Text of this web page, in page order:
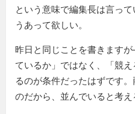
という意味で編集長は言っ
うあって欲しい。
昨日と同じことを書きます
ているか」ではなく、「競
るのが条件だったはずです
のだから、並んでいると考え